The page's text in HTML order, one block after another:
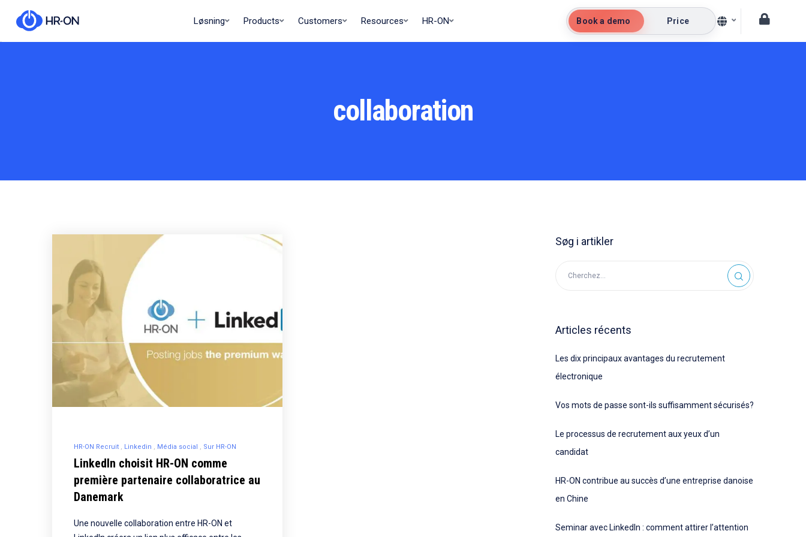
Løsning Products Customers Resources HR-ON Book a demo Price
collaboration
HR-ON Recruit Linkedin Média social Sur HR-ON
LinkedIn choisit HR-ON comme
première partenaire collaboratrice au
Danemark
Une nouvelle collaboration entre HR-ON et
Søg i artikler
Articles récents
Les dix principaux avantages du recrutement
électronique
Vos mots de passe sont-ils suffisamment sécurisés?
Le processus de recrutement aux yeux d’un
candidat
HR-ON contribue au succès d’une entreprise danoise
en Chine
Seminar avec LinkedIn : comment attirer l’attention